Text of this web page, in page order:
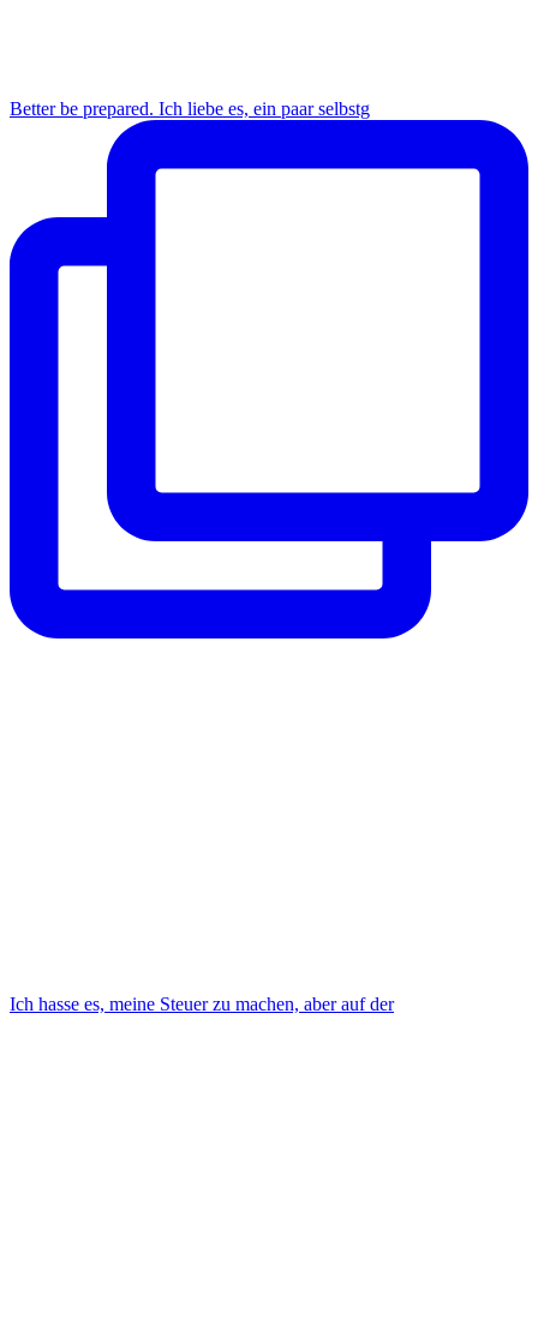
Better be prepared. Ich liebe es, ein paar selbstg
Ich hasse es, meine Steuer zu machen, aber auf der